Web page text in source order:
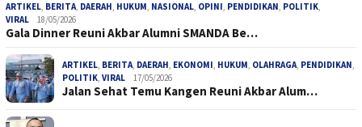
ARTIKEL, BERITA, DAERAH, HUKUM, NASIONAL, OPINI, PENDIDIKAN, POLITIK,
VIRAL
18/05/2026
Gala Dinner Reuni Akbar Alumni SMANDA Be…
ARTIKEL, BERITA, DAERAH, EKONOMI, HUKUM, OLAHRAGA, PENDIDIKAN,
POLITIK, VIRAL 17/05/2026
Jalan Sehat Temu Kangen Reuni Akbar Alum…